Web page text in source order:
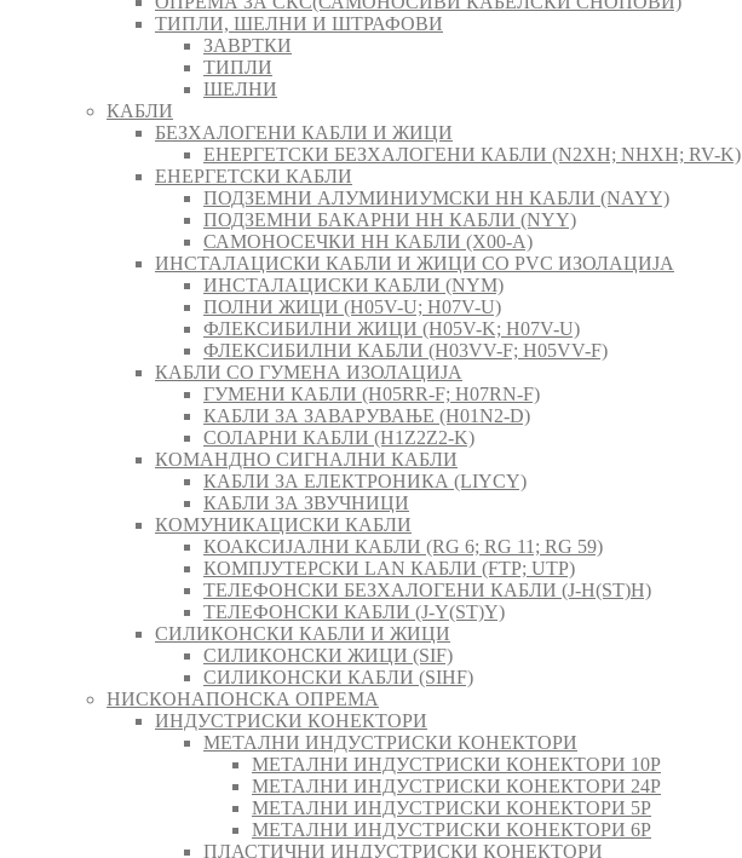
ТИПЛИ, ШЕЛНИ И ШТРАФОВИ
ЗАВРТКИ
ТИПЛИ
ШЕЛНИ
КАБЛИ
БЕЗХАЛОГЕНИ КАБЛИ И ЖИЦИ
ЕНЕРГЕТСКИ БЕЗХАЛОГЕНИ КАБЛИ (N2XH; NHXH; RV-K)
ЕНЕРГЕТСКИ КАБЛИ
ПОДЗЕМНИ АЛУМИНИУМСКИ НН КАБЛИ (NAYY)
ПОДЗЕМНИ БАКАРНИ НН КАБЛИ (NYY)
САМОНОСЕЧКИ НН КАБЛИ (X00-A)
ИНСТАЛАЦИСКИ КАБЛИ И ЖИЦИ СО PVC ИЗОЛАЦИЈА
ИНСТАЛАЦИСКИ КАБЛИ (NYM)
ПОЛНИ ЖИЦИ (H05V-U; H07V-U)
ФЛЕКСИБИЛНИ ЖИЦИ (H05V-K; H07V-U)
ФЛЕКСИБИЛНИ КАБЛИ (H03VV-F; H05VV-F)
КАБЛИ СО ГУМЕНА ИЗОЛАЦИЈА
ГУМЕНИ КАБЛИ (H05RR-F; H07RN-F)
КАБЛИ ЗА ЗАВАРУВАЊЕ (H01N2-D)
СОЛАРНИ КАБЛИ (H1Z2Z2-K)
КОМАНДНО СИГНАЛНИ КАБЛИ
КАБЛИ ЗА ЕЛЕКТРОНИКА (LIYCY)
КАБЛИ ЗА ЗВУЧНИЦИ
КОМУНИКАЦИСКИ КАБЛИ
КОАКСИЈАЛНИ КАБЛИ (RG 6; RG 11; RG 59)
КОМПЈУТЕРСКИ LAN КАБЛИ (FTP; UTP)
ТЕЛЕФОНСКИ БЕЗХАЛОГЕНИ КАБЛИ (J-H(ST)H)
ТЕЛЕФОНСКИ КАБЛИ (J-Y(ST)Y)
СИЛИКОНСКИ КАБЛИ И ЖИЦИ
СИЛИКОНСКИ ЖИЦИ (SIF)
СИЛИКОНСКИ КАБЛИ (SIHF)
НИСКОНАПОНСКА ОПРЕМА
ИНДУСТРИСКИ КОНЕКТОРИ
МЕТАЛНИ ИНДУСТРИСКИ КОНЕКТОРИ
МЕТАЛНИ ИНДУСТРИСКИ КОНЕКТОРИ 10P
МЕТАЛНИ ИНДУСТРИСКИ КОНЕКТОРИ 24P
МЕТАЛНИ ИНДУСТРИСКИ КОНЕКТОРИ 5P
МЕТАЛНИ ИНДУСТРИСКИ КОНЕКТОРИ 6P
ПЛАСТИЧНИ ИНДУСТРИСКИ КОНЕКТОРИ